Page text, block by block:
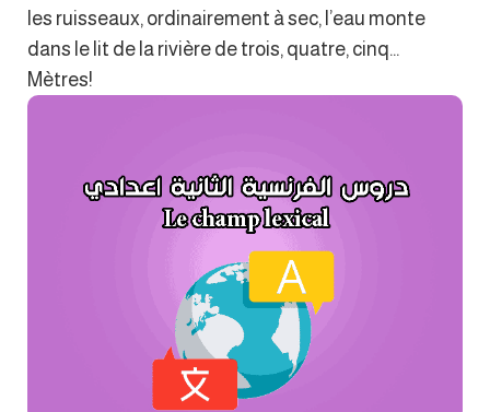
les ruisseaux, ordinairement à sec, l’eau monte
dans le lit de la rivière de trois, quatre, cinq…
Mètres!